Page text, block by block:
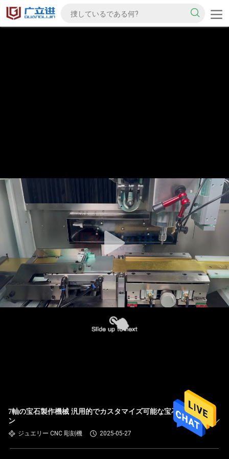
7軸の宝石製作機械 汎用的でカスタマイズ可能な宝石デザイ
ン
ジュエリー CNC 彫刻機 2025-05-27